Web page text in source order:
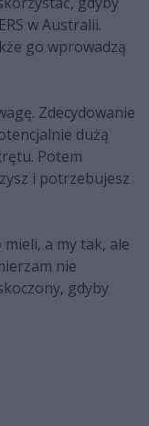
w Australii.
go wprowadzą
Zdecydowanie
dużą
Potem
i potrzebujesz
a my tak, ale
nie
gdyby